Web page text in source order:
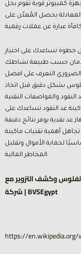
كمبيوتر قوية تقوم بحل
يحصل المُعدّن على
خطوة تساعدك على اختيار
حسب طبيعة نشاطك
الضروري التعرف على افضل
بشكل دقيق قبل اتخاذ
والمواصفات التقنية
عد النقود تساعدك على
عد نقدية يوفر نتائج دقيقة
أهمية تقنيات ماكينة
لحماية الأموال وتقليل
المخاطر المالية.
وكشف التزوير مع
شركة | BVSEgypt
https://